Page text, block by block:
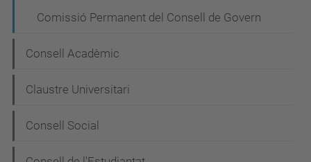
e
a
c
ó
Comissió Permanent del Consell de Govern
Consell Acadèmic
Claustre Universitari
Consell Social